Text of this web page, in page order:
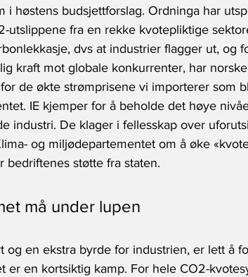
i høstens budsjettforslag. Ordninga har
utslippene fra en rekke kvotepliktige
dvs at industrier flagger ut, og
kraft mot globale konkurrenter, har norske
de økte strømprisene vi importerer som
IE kjemper for å beholde det høye
industri. De klager i fellesskap over
og miljødepartementet om å øke
støtte fra staten.
må under lupen
en ekstra byrde for industrien, er lett å
er en kortsiktig kamp. For hele CO2-